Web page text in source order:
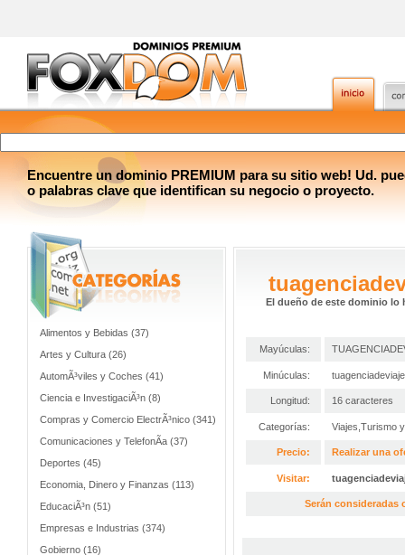
Encuentre un dominio PREMIUM para su sitio web! Ud.
o palabras clave que identifican su negocio o proyecto.
Alimentos y Bebidas (37)
Artes y Cultura (26)
AutomÃ³viles y Coches (41)
Ciencia e InvestigaciÃ³n (8)
Compras y Comercio ElectrÃ³nico (341)
Comunicaciones y TelefonÃ­a (37)
Deportes (45)
Economia, Dinero y Finanzas (113)
EducaciÃ³n (51)
Empresas e Industrias (374)
Gobierno (16)
El dueño de este dominio lo
Mayúculas:
Minúculas:
Longitud: 16 caracteres
Categorías: Viajes,Turismo
Precio: Realizar una
Visitar:
Serán consideradas